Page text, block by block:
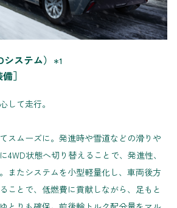
ステム） ＊1
］
して走行。
スムーズに。発進時や雪道などの滑りや
4WD状態へ切り替えることで、発進性、
またシステムを小型軽量化し、車両後方
ことで、低燃費に貢献しながら、足もと